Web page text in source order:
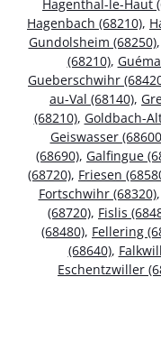
Hagenthal-le-Haut
Hagenbach (68210),
Gundolsheim (68250),
(68210),
Gueberschwihr
au-Val (68140),
(68210), Goldbach-
Geiswasser
(68690), Galfingue
(68720), Friesen
Fortschwihr (68320),
(68720), Fislis
(68480), Fellering
(68640),
Eschentzwiller